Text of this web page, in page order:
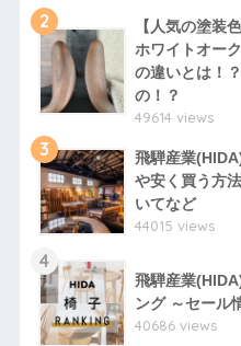
2
【人気の塗装
ホワイトオー
の違いとは！
の！？
49614 views
3
飛騨産業
や安く買う方
いてなど
44015 views
4
飛騨産業
ング ～セール
40686 views